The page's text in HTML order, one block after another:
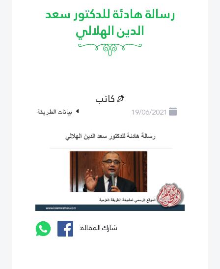
رسالة هادئة للدكتور سعد
الدين الهلالي
كاتب
19/06/2021 بيانات الطريقة
شارك المقالة: